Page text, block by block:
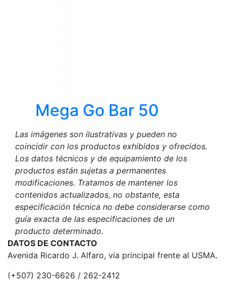
Mega Go Bar 50
Las imágenes son ilustrativas y pueden no
coincidir con los productos exhibidos y ofrecidos.
Los datos técnicos y de equipamiento de los
productos están sujetas a permanentes
modificaciones. Tratamos de mantener los
contenidos actualizados, no obstante, esta
especificación técnica no debe considerarse como
guía exacta de las especificaciones de un
producto determinado.
DATOS DE CONTACTO
Avenida Ricardo J. Alfaro, via principal frente al USMA.
(+507) 230-6626 / 262-2412